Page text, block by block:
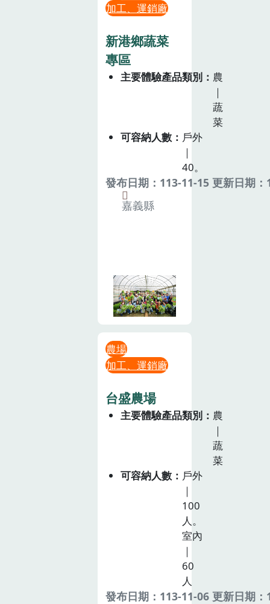
加工、運銷廠
新港鄉蔬菜
專區
主要體驗產品類別
農
｜
蔬
菜
可容納人數
戶外
｜
40。
發布日期：113-11-15 更新日期
嘉義縣
農場
加工、運銷廠
台盛農場
主要體驗產品類別
農
｜
蔬
菜
可容納人數
戶外
｜
100
人。
室內
｜
60
人
發布日期：113-11-06 更新日期